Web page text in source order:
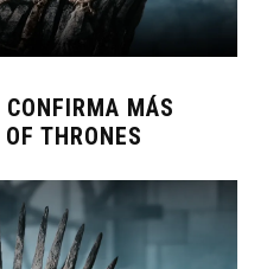
MÁS
THRONES